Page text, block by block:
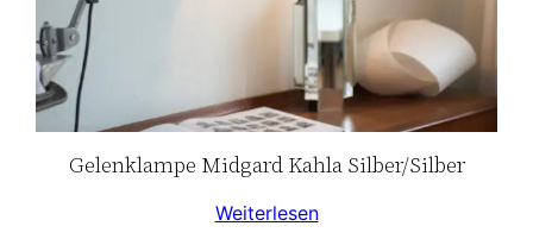
Gelenklampe Midgard Kahla Silber/Silber
Weiterlesen